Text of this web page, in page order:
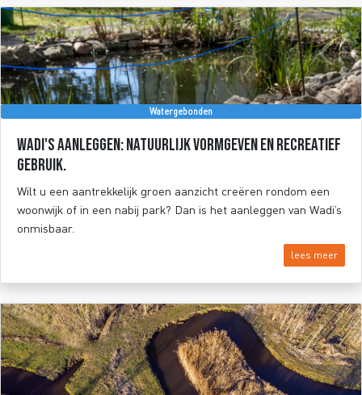
Watergebonden
Wadi's aanleggen: Natuurlijk vormgeven en recreatief
gebruik.
Wilt u een aantrekkelijk groen aanzicht creëren rondom een
woonwijk of in een nabij park? Dan is het aanleggen van Wadi’s
onmisbaar.
lees meer